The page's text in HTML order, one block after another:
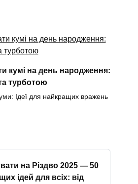
кумі на день народження:
турботою
Ідеї для найкращих вражень
на Різдво 2025 — 50
ідей для всіх: від